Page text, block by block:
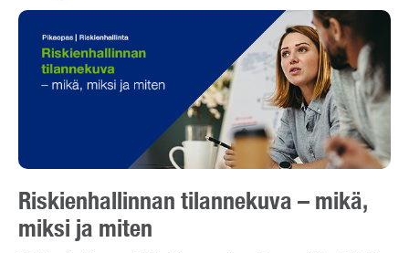
Riskienhallinnan tilannekuva – mikä,
miksi ja miten